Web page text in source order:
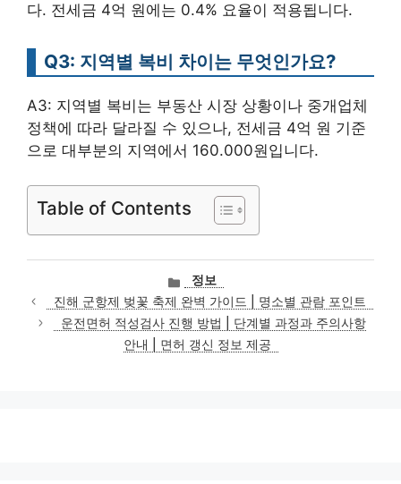
다. 전세금 4억 원에는 0.4% 요율이 적용됩니다.
Q3: 지역별 복비 차이는 무엇인가요?
A3: 지역별 복비는 부동산 시장 상황이나 중개업체
정책에 따라 달라질 수 있으나, 전세금 4억 원 기준
으로 대부분의 지역에서 160.000원입니다.
Table of Contents
카
테
고
리
정보
진해 군항제 벚꽃 축제 완벽 가이드 | 명소별 관람 포인트
운전면허 적성검사 진행 방법 | 단계별 과정과 주의사항
안내 | 면허 갱신 정보 제공